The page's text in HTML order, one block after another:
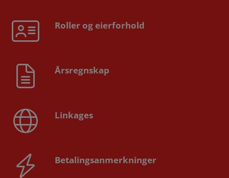
Roller og eierforhold
Årsregnskap
Linkages
Betalingsanmerkninger